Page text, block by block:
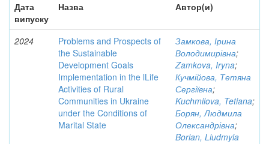
Дата
випуску
Назва Автор(и)
2024
Problems and Prospects of
the Sustainable
Development Goals
Implementation in the lLife
Activities of Rural
Communities in Ukraine
under the Conditions of
Marital State
Замкова, Ірина
Володимирівна;
Zamkova, Iryna;
Кучмійова, Тетяна
Сергіївна;
Kuchmiiova, Tetiana;
Борян, Людмила
Олександрівна;
Borian, Liudmyla